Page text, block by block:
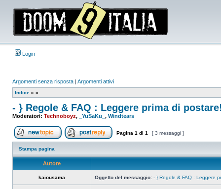
Login
Argomenti senza risposta | Argomenti attivi
Indice » »
- } Regole & FAQ : Leggere prima di
Moderatori: Technoboyz, _YuSaKu_ , Windtears
Apri un nuovo argomentoRispondi all’argomento
Pagina 1 di 1 [ 3 messaggi ]
Stampa pagina
Autore
kaiousama Oggetto del messaggio: - } Regole & FAQ : Leggere